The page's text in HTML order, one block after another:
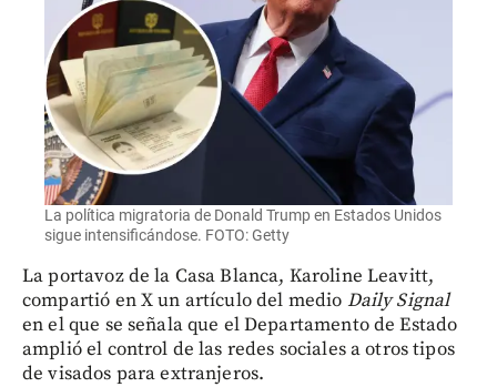
La política migratoria de Donald Trump en Estados Unidos
sigue intensificándose. FOTO: Getty
La portavoz de la Casa Blanca, Karoline Leavitt,
compartió en X un artículo del medio Daily Signal
en el que se señala que el Departamento de Estado
amplió el control de las redes sociales a otros tipos
de visados para extranjeros.